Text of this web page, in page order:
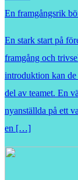
En framgångsrik
En stark start på
framgång och
introduktion kan
del av teamet. En
nyanställda på ett
en […]